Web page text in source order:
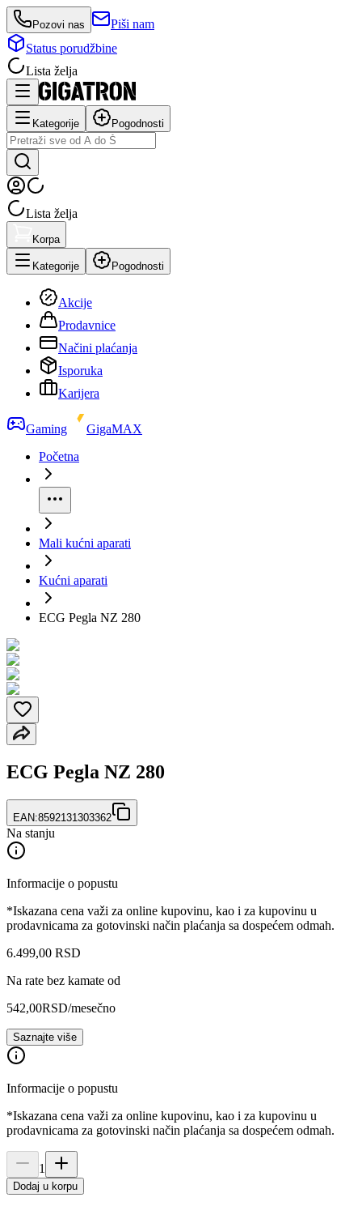
Pozovi nas
Piši nam
Status porudžbine
Lista želja
Kategorije Pogodnosti
Lista želja
Korpa
Kategorije Pogodnosti
Akcije
Prodavnice
Načini plaćanja
Isporuka
Karijera
Gaming
GigaMAX
Početna
Mali kućni aparati
Kućni aparati
ECG Pegla NZ 280
ECG Pegla NZ 280
EAN:8592131303362
Na stanju
Informacije o popustu
*Iskazana cena važi za online kupovinu, kao i za kupovinu u
prodavnicama za gotovinski način plaćanja sa dospećem odmah.
6.499,00 RSD
Na rate bez kamate od
542,00RSD/mesečno
Saznajte više
Informacije o popustu
*Iskazana cena važi za online kupovinu, kao i za kupovinu u
prodavnicama za gotovinski način plaćanja sa dospećem odmah.
1
Dodaj u korpu